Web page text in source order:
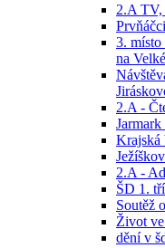
2.A TV,
3. místo
na
2.A -
Krajská
2.A -
ŠD 1.
Soutěž
Život
dění v